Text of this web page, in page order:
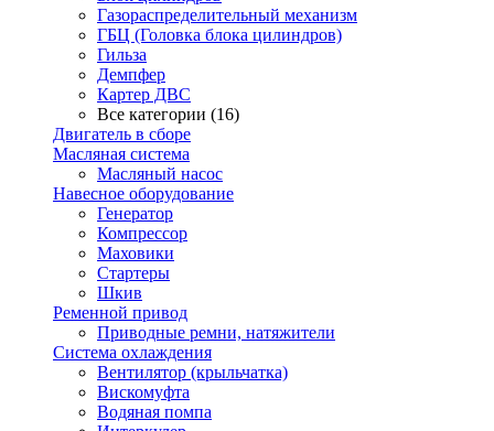
Газораспределительный механизм
ГБЦ (Головка блока цилиндров)
Гильза
Демпфер
Картер ДВС
Все категории (16)
Двигатель в сборе
Масляная система
Масляный насос
Навесное оборудование
Генератор
Компрессор
Маховики
Стартеры
Шкив
Ременной привод
Приводные ремни, натяжители
Система охлаждения
Вентилятор (крыльчатка)
Вискомуфта
Водяная помпа